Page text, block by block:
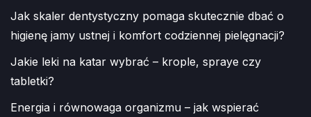
Jak skaler dentystyczny pomaga skutecznie dbać o
higienę jamy ustnej i komfort codziennej pielęgnacji?
Jakie leki na katar wybrać – krople, spraye czy
tabletki?
Energia i równowaga organizmu – jak wspierać